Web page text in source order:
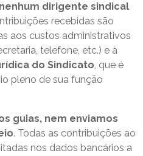
nenhum dirigente sindical
recebidas são
aos custos administrativos
telefone, etc.) e à
do Sindicato, que é
pleno de sua função
guias, nem enviamos
. Todas as contribuições ao
nos dados bancários a